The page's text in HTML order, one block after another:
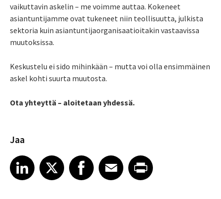
vaikuttavin askelin – me voimme auttaa. Kokeneet
asiantuntijamme ovat tukeneet niin teollisuutta, julkista
sektoria kuin asiantuntijaorganisaatioitakin vastaavissa
muutoksissa.
Keskustelu ei sido mihinkään – mutta voi olla ensimmäinen
askel kohti suurta muutosta.
Ota yhteyttä – aloitetaan yhdessä.
Jaa
Share article on LinkedIn
LinkedIn
Share article on XShare article on Facebook
Facebook
Share article on Email
EmailShare article on Print